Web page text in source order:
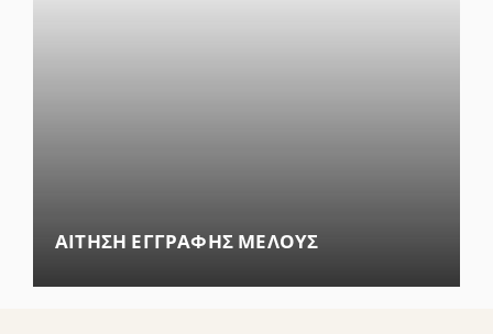
ΑΙΤΗΣΗ ΕΓΓΡΑΦΗΣ ΜΕΛΟΥΣ